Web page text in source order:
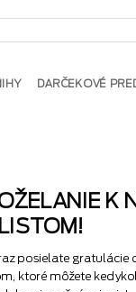
DARČEKOVÉ
K
posielate gratulácie
ktoré môžete